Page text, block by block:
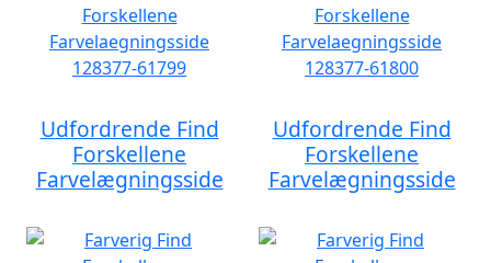
Udfordrende Find
Forskellene
Farvelægningsside
Udfordrende Find
Forskellene
Farvelægningsside